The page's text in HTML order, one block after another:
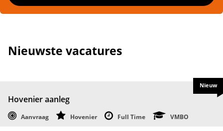
Nieuwste vacatures
Hovenier aanleg
Aanvraag Hovenier Full Time VMBO
Nieuw